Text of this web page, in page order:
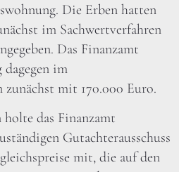
Die Erben hatten
im Sachwertverfahren
Das Finanzamt
im
zunächst mit 170.000 Euro.
das Finanzamt
Gutachterausschuss
mit, die auf den